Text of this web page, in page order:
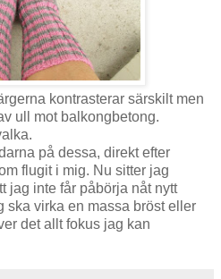
kontrasterar särskilt men
ull mot balkongbetong.
på dessa, direkt efter
flugit i mig. Nu sitter jag
jag inte får påbörja nåt nytt
ska virka en massa bröst eller
det allt fokus jag kan